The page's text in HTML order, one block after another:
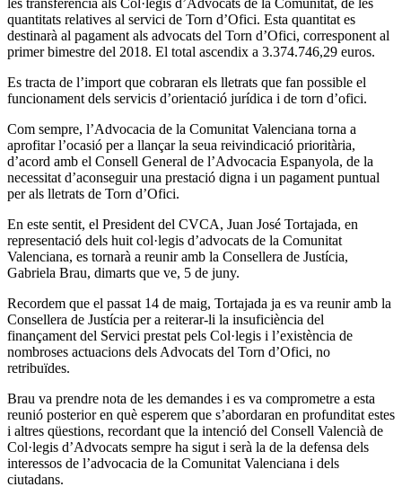
quantitats relatives al servici de Torn d’Ofici. Esta quantitat es
destinarà al pagament als advocats del Torn d’Ofici, corresponent al
primer bimestre del 2018. El total ascendix a 3.374.746,29 euros.
Es tracta de l’import que cobraran els lletrats que fan possible el
funcionament dels servicis d’orientació jurídica i de torn d’ofici.
Com sempre, l’Advocacia de la Comunitat Valenciana torna a
aprofitar l’ocasió per a llançar la seua reivindicació prioritària,
d’acord amb el Consell General de l’Advocacia Espanyola, de la
necessitat d’aconseguir una prestació digna i un pagament puntual
per als lletrats de Torn d’Ofici.
En este sentit, el President del CVCA, Juan José Tortajada, en
representació dels huit col·legis d’advocats de la Comunitat
Valenciana, es tornarà a reunir amb la Consellera de Justícia,
Gabriela Brau, dimarts que ve, 5 de juny.
Recordem que el passat 14 de maig, Tortajada ja es va reunir amb la
Consellera de Justícia per a reiterar-li la insuficiència del
finançament del Servici prestat pels Col·legis i l’existència de
nombroses actuacions dels Advocats del Torn d’Ofici, no
retribuïdes.
Brau va prendre nota de les demandes i es va comprometre a esta
reunió posterior en què esperem que s’abordaran en profunditat estes
i altres qüestions, recordant que la intenció del Consell Valencià de
Col·legis d’Advocats sempre ha sigut i serà la de la defensa dels
interessos de l’advocacia de la Comunitat Valenciana i dels
ciutadans.